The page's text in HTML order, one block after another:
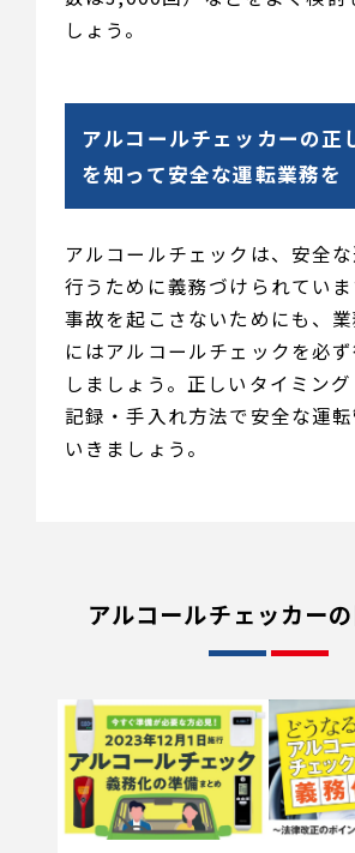
しょう。
アルコールチェッカーの正
を知って安全な運転業務を
アルコールチェックは、安全
行うために義務づけられてい
事故を起こさないためにも、
にはアルコールチェックを必
しましょう。正しいタイミング
記録・手入れ方法で安全な運
いきましょう。
アルコールチェッカー